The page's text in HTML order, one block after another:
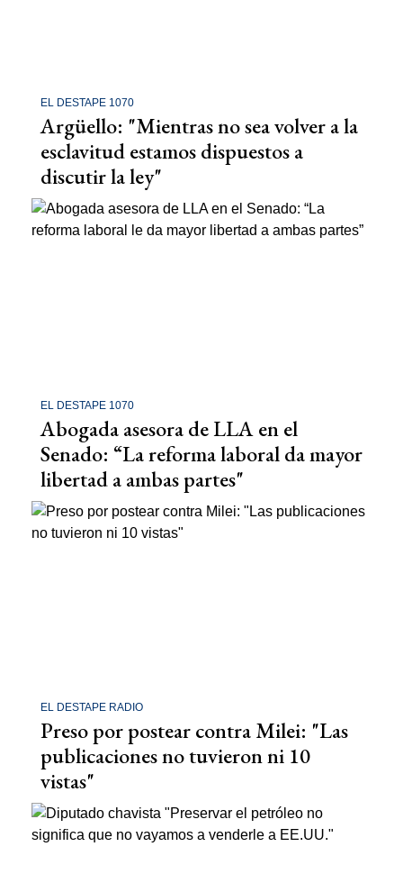
EL DESTAPE 1070
Argüello: "Mientras no sea volver a la
esclavitud estamos dispuestos a
discutir la ley"
EL DESTAPE 1070
Abogada asesora de LLA en el
Senado: “La reforma laboral da mayor
libertad a ambas partes"
EL DESTAPE RADIO
Preso por postear contra Milei: "Las
publicaciones no tuvieron ni 10
vistas"